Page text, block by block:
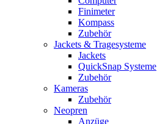
Finimeter
Kompass
Zubehör
Jackets & Tragesysteme
Jackets
QuickSnap Systeme
Zubehör
Kameras
Zubehör
Neopren
Anzüge